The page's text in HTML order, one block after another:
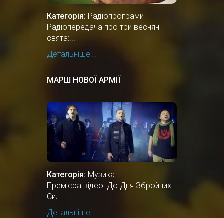
Категорія: Радіопрограми
Радіопередача про три весняні
свята:...
Детальніше...
МАРШ НОВОЇ АРМІЇ
Категорія: Музика
Прем'єра відео! До Дня Збройних
Сил...
Детальніше...